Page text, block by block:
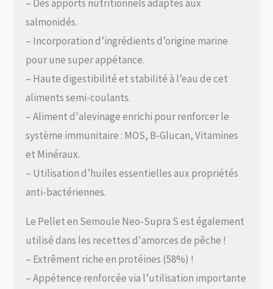
– Des apports nutritionnels adaptés aux
salmonidés.
– Incorporation d’ingrédients d’origine marine
pour une super appétance.
– Haute digestibilité et stabilité à l’eau de cet
aliments semi-coulants.
– Aliment d'alevinage enrichi pour renforcer le
système immunitaire : MOS, B-Glucan, Vitamines
et Minéraux.
– Utilisation d’huiles essentielles aux propriétés
anti-bactériennes.
Le Pellet en Semoule Neo-Supra S est également
utilisé dans les recettes d'amorces de pêche !
– Extrêment riche en protéines (58%) !
– Appétence renforcée via l’utilisation importante